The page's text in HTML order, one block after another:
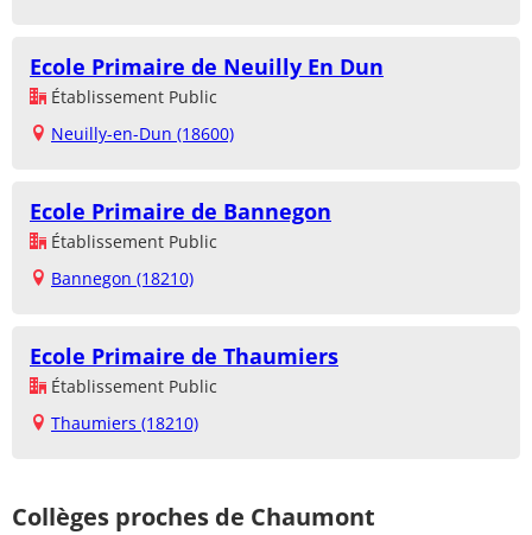
Ecole Primaire de Neuilly En Dun
Établissement Public
Neuilly-en-Dun (18600)
Ecole Primaire de Bannegon
Établissement Public
Bannegon (18210)
Ecole Primaire de Thaumiers
Établissement Public
Thaumiers (18210)
Collèges proches de Chaumont